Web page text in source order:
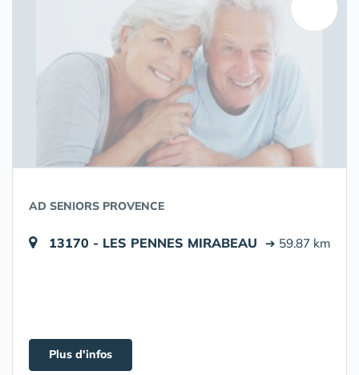
AD SENIORS PROVENCE
13170 - LES PENNES MIRABEAU ➔ 59.87 km
Plus d'infos